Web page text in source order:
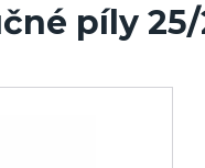
píly